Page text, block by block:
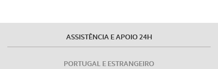
ASSISTÊNCIA E APOIO 24H
PORTUGAL E ESTRANGEIRO